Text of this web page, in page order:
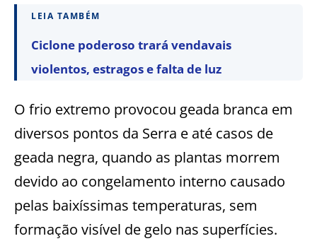
LEIA TAMBÉM
Ciclone poderoso trará vendavais
violentos, estragos e falta de luz
O frio extremo provocou geada branca em
diversos pontos da Serra e até casos de
geada negra, quando as plantas morrem
devido ao congelamento interno causado
pelas baixíssimas temperaturas, sem
formação visível de gelo nas superfícies.